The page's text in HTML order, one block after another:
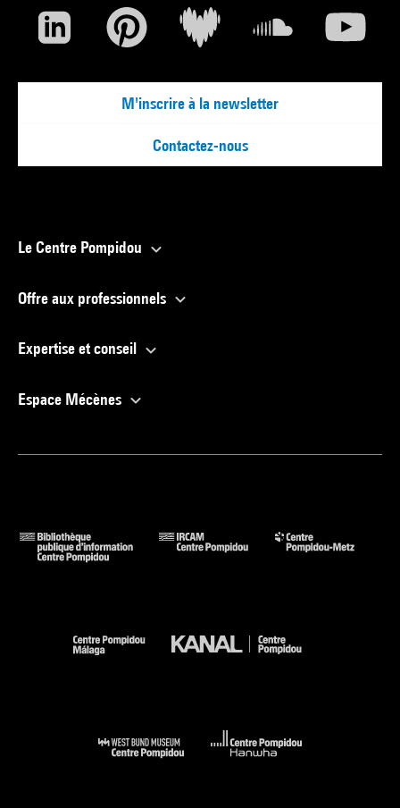
M'inscrire à la newsletter
Contactez-nous
Le Centre Pompidou
Offre aux professionnels
Expertise et conseil
Espace Mécènes